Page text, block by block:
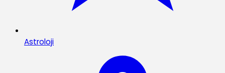
Astroloji